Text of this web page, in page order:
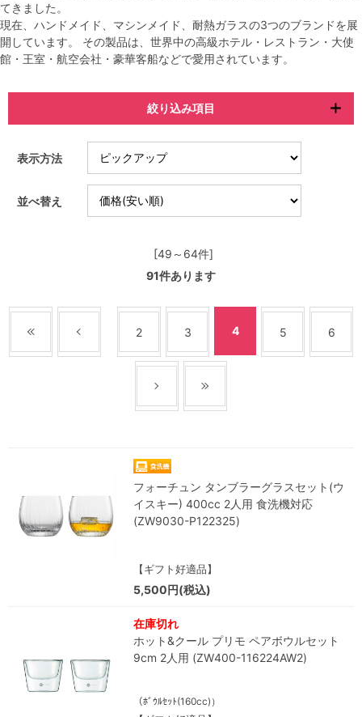
てきました。
現在、ハンドメイド、マシンメイド、耐熱ガラスの3つのブランドを展
開しています。 その製品は、世界中の高級ホテル・レストラン・大使
館・王室・航空会社・豪華客船などで愛用されています。
絞り込み項目
表示方法
並べ替え
[49～64件]
91件あります
2 3 4 5 6
フォーチュン タンブラーグラスセット(ウ
イスキー) 400cc 2人用 食洗機対応
(ZW9030-P122325)
【ギフト好適品】
5,500円(税込)
在庫切れ
ホット&クール プリモ ペアボウルセット
9cm 2人用 (ZW400-116224AW2)
（ﾎﾞｳﾙｾｯﾄ(160cc)）